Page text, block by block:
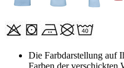
Die Farbdarstellung auf